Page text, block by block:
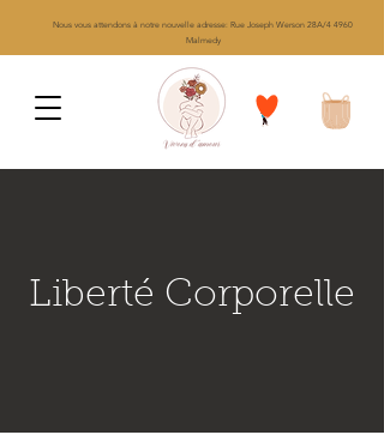
Nous vous attendons à notre nouvelle adresse: Rue Joseph Werson 28A/4 4960
Malmedy
Liberté Corporelle